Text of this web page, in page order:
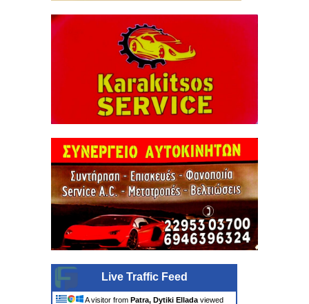
Live Traffic Feed
A visitor from Patra, Dytiki Ellada viewed